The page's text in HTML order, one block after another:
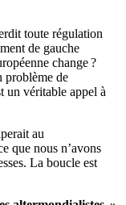
toute régulation
de gauche
change ?
problème de
un véritable appel à
au
que nous n’avons
La boucle est